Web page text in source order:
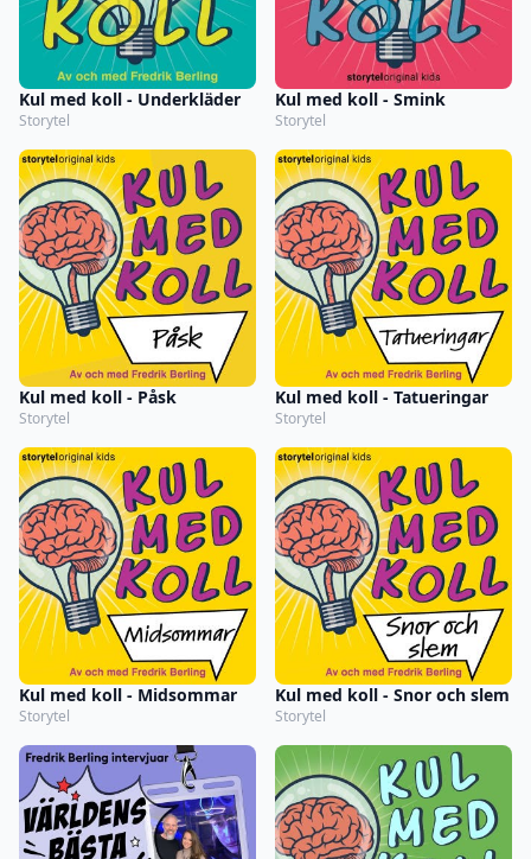
Kul med koll - Underkläder
Storytel
Kul med koll - Smink
Storytel
Kul med koll - Påsk
Storytel
Kul med koll - Tatueringar
Storytel
Kul med koll - Midsommar
Storytel
Kul med koll - Snor och slem
Storytel